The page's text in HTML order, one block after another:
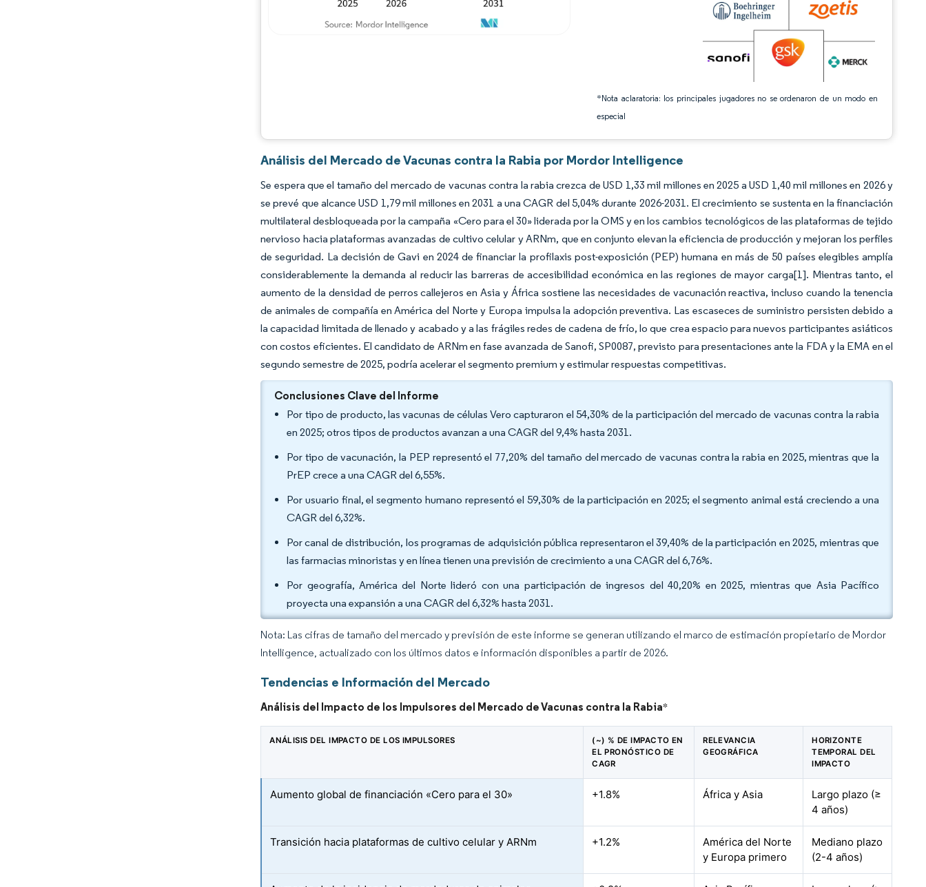
*Nota aclaratoria: los principales jugadores no se ordenaron de un modo en
especial
Análisis del Mercado de Vacunas contra la Rabia por Mordor Intelligence
Se espera que el tamaño del mercado de vacunas contra la rabia crezca de USD 1,33 mil millones en 2025 a USD 1,40 mil millones en 2026 y
se prevé que alcance USD 1,79 mil millones en 2031 a una CAGR del 5,04% durante 2026-2031. El crecimiento se sustenta en la financiación
multilateral desbloqueada por la campaña «Cero para el 30» liderada por la OMS y en los cambios tecnológicos de las plataformas de tejido
nervioso hacia plataformas avanzadas de cultivo celular y ARNm, que en conjunto elevan la eficiencia de producción y mejoran los perfiles
de seguridad. La decisión de Gavi en 2024 de financiar la profilaxis post-exposición (PEP) humana en más de 50 países elegibles amplía
considerablemente la demanda al reducir las barreras de accesibilidad económica en las regiones de mayor carga[1]. Mientras tanto, el
aumento de la densidad de perros callejeros en Asia y África sostiene las necesidades de vacunación reactiva, incluso cuando la tenencia
de animales de compañía en América del Norte y Europa impulsa la adopción preventiva. Las escaseces de suministro persisten debido a
la capacidad limitada de llenado y acabado y a las frágiles redes de cadena de frío, lo que crea espacio para nuevos participantes asiáticos
con costos eficientes. El candidato de ARNm en fase avanzada de Sanofi, SP0087, previsto para presentaciones ante la FDA y la EMA en el
segundo semestre de 2025, podría acelerar el segmento premium y estimular respuestas competitivas.
Conclusiones Clave del Informe
Por tipo de producto, las vacunas de células Vero capturaron el 54,30% de la participación del mercado de vacunas contra la rabia
en 2025; otros tipos de productos avanzan a una CAGR del 9,4% hasta 2031.
Por tipo de vacunación, la PEP representó el 77,20% del tamaño del mercado de vacunas contra la rabia en 2025, mientras que la
PrEP crece a una CAGR del 6,55%.
Por usuario final, el segmento humano representó el 59,30% de la participación en 2025; el segmento animal está creciendo a una
CAGR del 6,32%.
Por canal de distribución, los programas de adquisición pública representaron el 39,40% de la participación en 2025, mientras que
las farmacias minoristas y en línea tienen una previsión de crecimiento a una CAGR del 6,76%.
Por geografía, América del Norte lideró con una participación de ingresos del 40,20% en 2025, mientras que Asia Pacífico
proyecta una expansión a una CAGR del 6,32% hasta 2031.
Nota: Las cifras de tamaño del mercado y previsión de este informe se generan utilizando el marco de estimación propietario de Mordor
Intelligence, actualizado con los últimos datos e información disponibles a partir de 2026.
Tendencias e Información del Mercado
Análisis del Impacto de los Impulsores del Mercado de Vacunas contra la Rabia*
ANÁLISIS DEL IMPACTO DE LOS IMPULSORES
(~) % DE IMPACTO EN
EL PRONÓSTICO DE
CAGR
RELEVANCIA
GEOGRÁFICA
HORIZONTE
TEMPORAL DEL
IMPACTO
Aumento global de financiación «Cero para el 30» +1.8% África y Asia
Largo plazo (≥
4 años)
Transición hacia plataformas de cultivo celular y ARNm +1.2%
América del Norte
y Europa primero
Mediano plazo
(2-4 años)